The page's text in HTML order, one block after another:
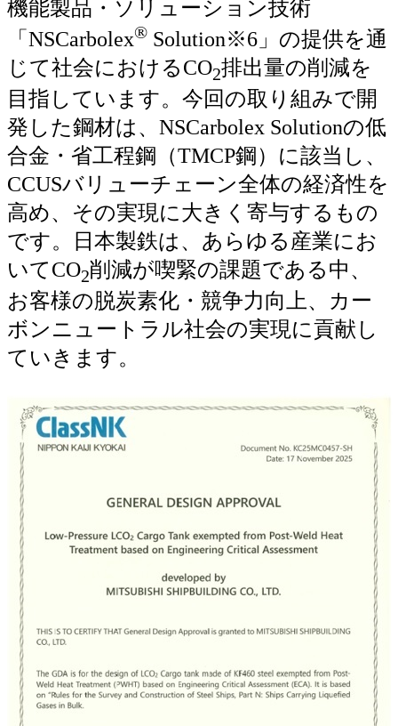
機能製品・ソリューション技術
「NSCarbolex® Solution※6」の提供を通
じて社会におけるCO2排出量の削減を
目指しています。今回の取り組みで開
発した鋼材は、NSCarbolex Solutionの低
合金・省工程鋼（TMCP鋼）に該当し、
CCUSバリューチェーン全体の経済性を
高め、その実現に大きく寄与するもの
です。日本製鉄は、あらゆる産業にお
いてCO2削減が喫緊の課題である中、
お客様の脱炭素化・競争力向上、カー
ボンニュートラル社会の実現に貢献し
ていきます。